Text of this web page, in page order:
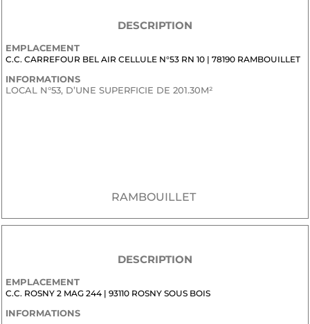
DESCRIPTION
EMPLACEMENT
C.C. CARREFOUR BEL AIR CELLULE N°53 RN 10 | 78190 RAMBOUILLET
INFORMATIONS
LOCAL N°53, D’UNE SUPERFICIE DE 201.30M²
RAMBOUILLET
DESCRIPTION
EMPLACEMENT
C.C. ROSNY 2 MAG 244 | 93110 ROSNY SOUS BOIS
INFORMATIONS